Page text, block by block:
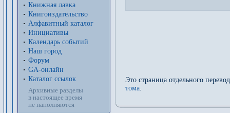
Книжная лавка
Книгоиздательство
Алфавитный каталог
Инициативы
Календарь событий
Наш город
Форум
GA-онлайн
Каталог ссылок
Архивные разделы
в настоящее время
не наполняются
Это страница отдельного
тома